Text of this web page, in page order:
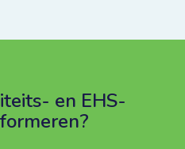
en EHS-